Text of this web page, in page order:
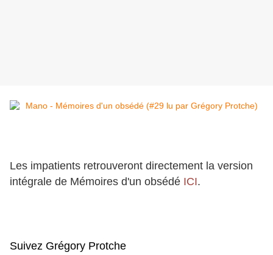
Les impatients retrouveront directement la version
intégrale de Mémoires d'un obsédé ICI.
Suivez Grégory Protche